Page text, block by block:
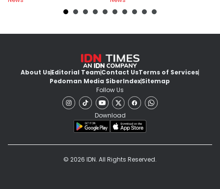
About UsEditorial TeamContact UsTerms of Services
Pedoman Media SiberIndexSitemap
Follow Us
Download
© 2026 IDN. All Rights Reserved.